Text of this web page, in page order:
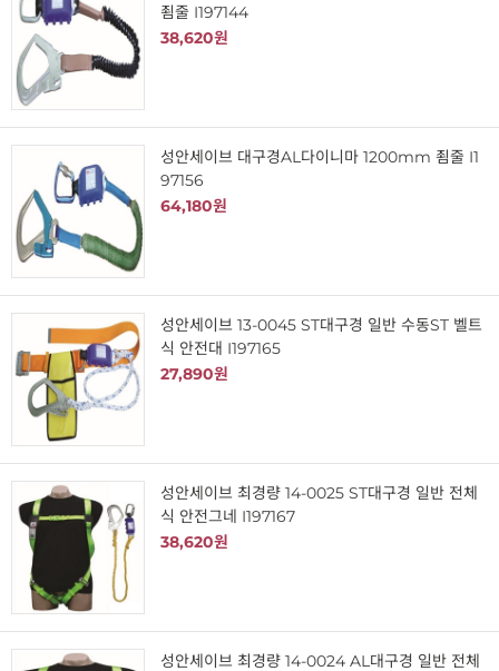
죔줄 I197144
38,620원
성안세이브 대구경AL다이니마 1200mm 죔줄 I1
97156
64,180원
성안세이브 13-0045 ST대구경 일반 수동ST 벨트
식 안전대 I197165
27,890원
성안세이브 최경량 14-0025 ST대구경 일반 전체
식 안전그네 I197167
38,620원
성안세이브 최경량 14-0024 AL대구경 일반 전체